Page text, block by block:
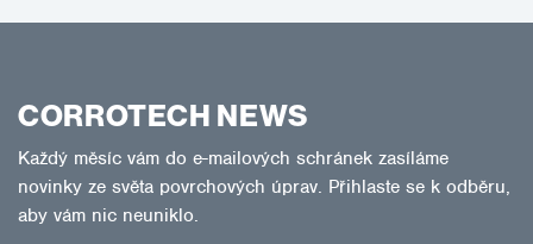
CORROTECH NEWS
Každý měsíc vám do e-mailových schránek zasíláme
novinky ze světa povrchových úprav. Přihlaste se k odběru,
aby vám nic neuniklo.